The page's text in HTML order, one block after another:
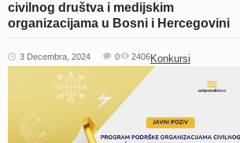
civilnog društva i medijskim
organizacijama u Bosni i Hercegovini
3 Decembra, 2024 Konkursi
0 2406